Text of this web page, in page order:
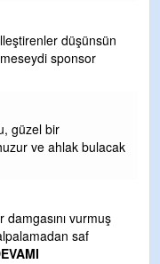
ailesine Rabbim Sabri
merak eder
ereğli aşkı ile